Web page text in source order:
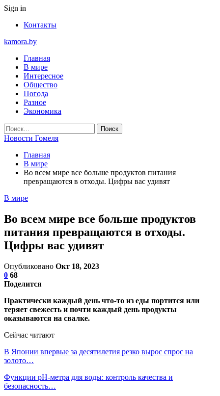
Sign in
Контакты
kamora.by
Главная
В мире
Интересное
Общество
Погода
Разное
Экономика
Новости Гомеля
Главная
В мире
Во всем мире все больше продуктов питания
превращаются в отходы. Цифры вас удивят
В мире
Во всем мире все больше продуктов
питания превращаются в отходы.
Цифры вас удивят
Опубликовано Окт 18, 2023
0 68
Поделится
Практически каждый день что-то из еды портится или
теряет свежесть и почти каждый день продукты
оказываются на свалке.
Сейчас читают
В Японии впервые за десятилетия резко вырос спрос на
золото…
Функции pH-метра для воды: контроль качества и
безопасность…